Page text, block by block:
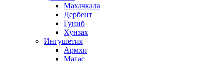
Махачкала
Дербент
Гуниб
Хунзах
Ингушетия
Армхи
Магас